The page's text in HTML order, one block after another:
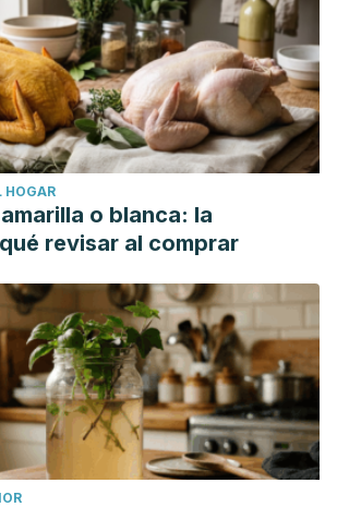
bases estructurales y aplicaciones en; la
Gaceta Médica Espirituana,11(1), 8.
Y., Chen, W. J., & Wong, T. Y. (2020).
mechanisms, antibiotics interactions,
and human health.
Journal of
and Health, Part C,38(3), 245-268.
J., Conejero, C., & Conejero, R. (2020).
HOGAR
o blanca: la
revisar al comprar